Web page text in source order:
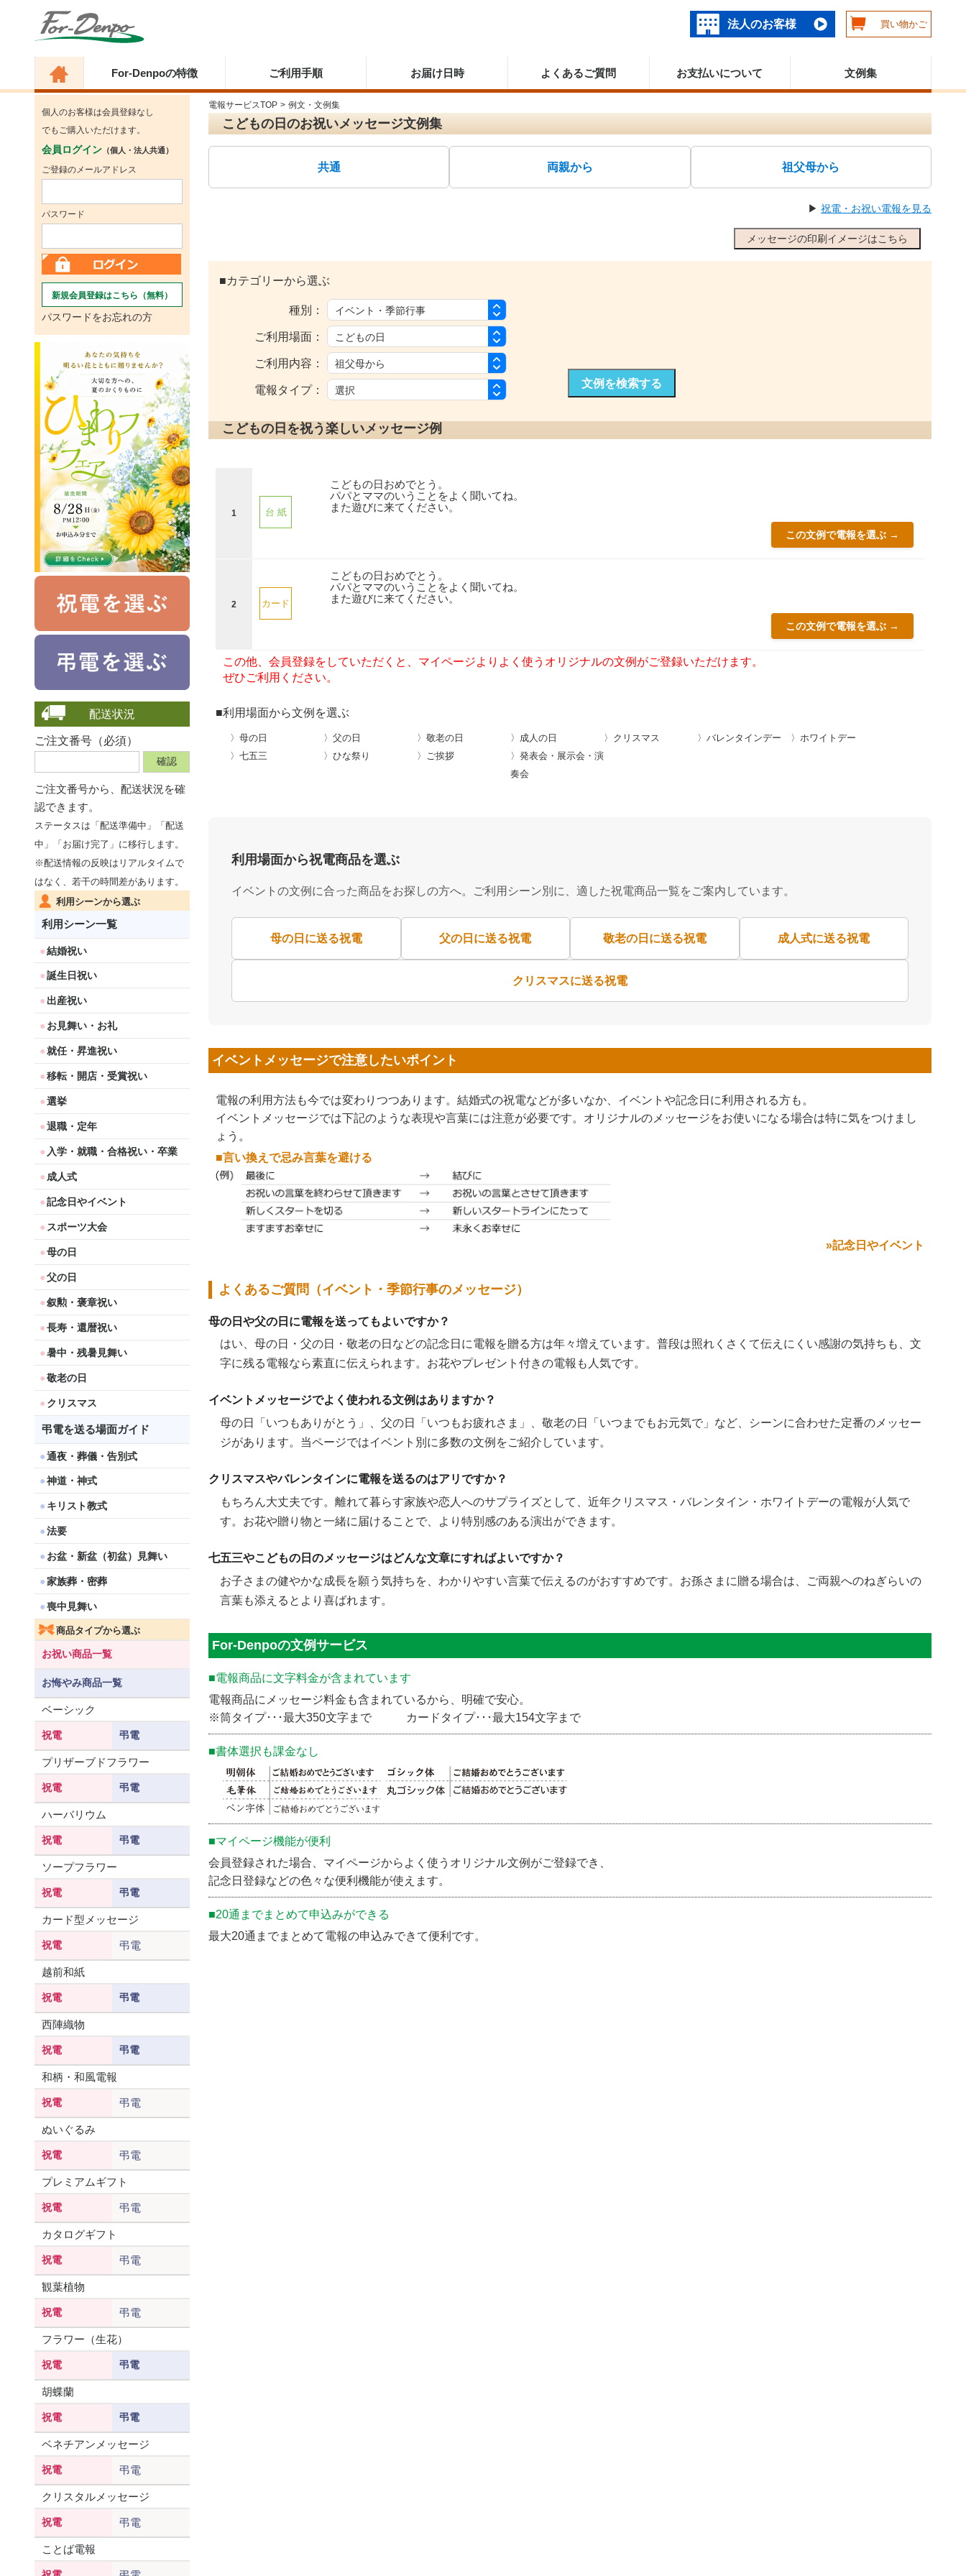
法人のお客様 買い物かご
For-Denpoの特徴 ご利用手順 お届け日時 よくあるご質問 お支払いについて 文例集
個人のお客様は会員登録なし
でもご購入いただけます。
会員ログイン （個人・法人共通）
ご登録のメールアドレス
パスワード
新規会員登録はこちら（無料）
パスワードをお忘れの方
配送状況
ご注文番号（必須）
ご注文番号から、 配送状況を確
認できます。
ステータスは「配送準備中」「配送
中」「お届け完了」に移行します。
※配送情報の反映はリアルタイムで
はなく、若干の時間差があります。
利用シーンから選ぶ
利用シーン一覧
結婚祝い
誕生日祝い
出産祝い
お見舞い・お礼
就任・昇進祝い
移転・開店・受賞祝い
選挙
退職・定年
入学・就職・合格祝い・卒業
成人式
記念日やイベント
スポーツ大会
母の日
父の日
叙勲・褒章祝い
長寿・還暦祝い
暑中・残暑見舞い
敬老の日
クリスマス
弔電を送る場面ガイド
通夜・葬儀・告別式
神道・神式
キリスト教式
法要
お盆・新盆（初盆）見舞い
家族葬・密葬
喪中見舞い
商品タイプから選ぶ
お祝い商品一覧
お悔やみ商品一覧
ベーシック
祝電 弔電
プリザーブドフラワー
祝電 弔電
ハーバリウム
祝電 弔電
ソープフラワー
祝電 弔電
カード型メッセージ
祝電 弔電
越前和紙
祝電 弔電
西陣織物
祝電 弔電
和柄・和風電報
祝電 弔電
ぬいぐるみ
祝電 弔電
プレミアムギフト
祝電 弔電
カタログギフト
祝電 弔電
観葉植物
祝電 弔電
フラワー（生花）
祝電 弔電
胡蝶蘭
祝電 弔電
ベネチアンメッセージ
祝電 弔電
クリスタルメッセージ
祝電 弔電
ことば電報
電報サービスTOP > 例文・文例集
こどもの日のお祝いメッセージ文例集
共通 両親から 祖父母から
▶ 祝電・お祝い電報を見る
メッセージの印刷イメージはこちら
■カテゴリーから選ぶ
種別：
ご利用場面：
ご利用内容：
電報タイプ：
文例を検索する
こどもの日を祝う楽しいメッセージ例
1 台 紙
こどもの日おめでとう。
パパとママのいうことをよく聞いてね。
また遊びに来てください。
この文例で電報を選ぶ →
2 カード
こどもの日おめでとう。
パパとママのいうことをよく聞いてね。
また遊びに来てください。
この文例で電報を選ぶ →
この他、会員登録をしていただくと、マイページよりよく使うオリジナルの文例がご登録いただけます。
ぜひご利用ください。
■利用場面から文例を選ぶ
〉母の日 〉父の日 〉敬老の日 〉成人の日 〉クリスマス 〉バレンタインデー
〉ホワイトデー
〉七五三
〉ひな祭り 〉ご挨拶
〉発表会・展示会・演
奏会
利用場面から祝電商品を選ぶ
イベントの文例に合った商品をお探しの方へ。ご利用シーン別に、適した祝電商品一覧をご案内しています。
母の日に送る祝電 父の日に送る祝電 敬老の日に送る祝電 成人式に送る祝電
クリスマスに送る祝電
イベントメッセージで注意したいポイント
電報の利用方法も今では変わりつつあります。結婚式の祝電などが多いなか、イベントや記念日に利用される方も。
イベントメッセージでは下記のような表現や言葉には注意が必要です。オリジナルのメッセージをお使いになる場合は特に気をつけまし
ょう。
■言い換えで忌み言葉を避ける
»記念日やイベント
よくあるご質問（イベント・季節行事のメッセージ）
母の日や父の日に電報を送ってもよいですか？
はい、母の日・父の日・敬老の日などの記念日に電報を贈る方は年々増えています。普段は照れくさくて伝えにくい感謝の気持ちも、文
字に残る電報なら素直に伝えられます。お花やプレゼント付きの電報も人気です。
イベントメッセージでよく使われる文例はありますか？
母の日「いつもありがとう」、父の日「いつもお疲れさま」、敬老の日「いつまでもお元気で」など、シーンに合わせた定番のメッセー
ジがあります。当ページではイベント別に多数の文例をご紹介しています。
クリスマスやバレンタインに電報を送るのはアリですか？
もちろん大丈夫です。離れて暮らす家族や恋人へのサプライズとして、近年クリスマス・バレンタイン・ホワイトデーの電報が人気で
す。お花や贈り物と一緒に届けることで、より特別感のある演出ができます。
七五三やこどもの日のメッセージはどんな文章にすればよいですか？
お子さまの健やかな成長を願う気持ちを、わかりやすい言葉で伝えるのがおすすめです。お孫さまに贈る場合は、ご両親へのねぎらいの
言葉も添えるとより喜ばれます。
For-Denpoの文例サービス
■電報商品に文字料金が含まれています
電報商品にメッセージ料金も含まれているから、明確で安心。
※筒タイプ･･･最大350文字まで カードタイプ･･･最大154文字まで
■書体選択も課金なし
■マイページ機能が便利
会員登録された場合、マイページからよく使うオリジナル文例がご登録でき、
記念日登録などの色々な便利機能が使えます。
■20通までまとめて申込みができる
最大20通までまとめて電報の申込みできて便利です。